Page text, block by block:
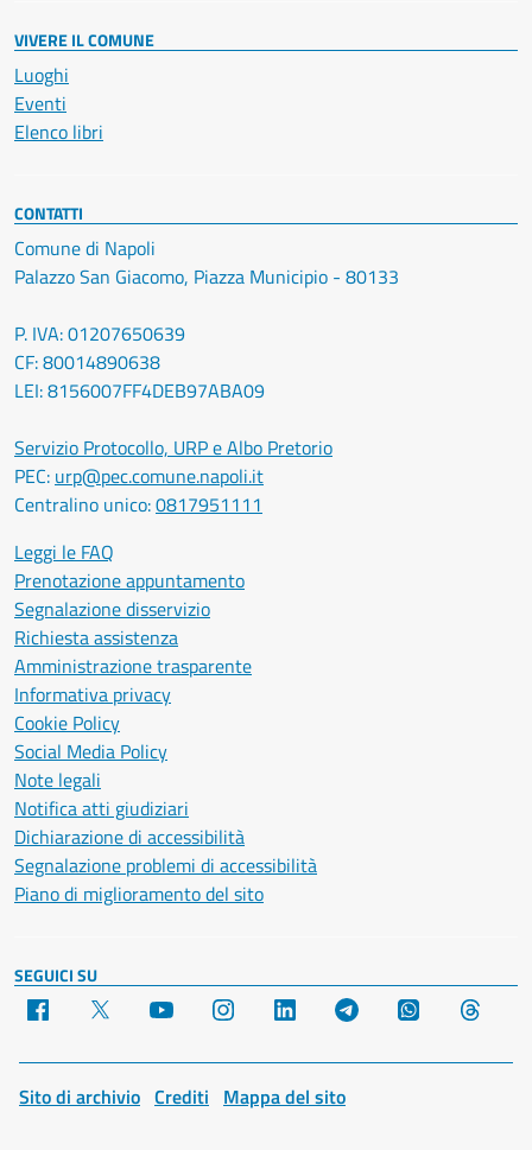
VIVERE IL COMUNE
Luoghi
Eventi
Elenco libri
CONTATTI
Comune di Napoli
Palazzo San Giacomo, Piazza Municipio - 80133
P. IVA: 01207650639
CF: 80014890638
LEI: 8156007FF4DEB97ABA09
Servizio Protocollo, URP e Albo Pretorio
PEC: urp@pec.comune.napoli.it
Centralino unico:0817951111
Leggi le FAQ
Prenotazione appuntamento
Segnalazione disservizio
Richiesta assistenza
Amministrazione trasparente
Informativa privacy
Cookie Policy
Social Media Policy
Note legali
Notifica atti giudiziari
Dichiarazione di accessibilità
Segnalazione problemi di accessibilità
Piano di miglioramento del sito
SEGUICI SU
Facebook YouTube Instagram LinkedIn Telegram WhatsApp
Sito di archivio Crediti Mappa del sito